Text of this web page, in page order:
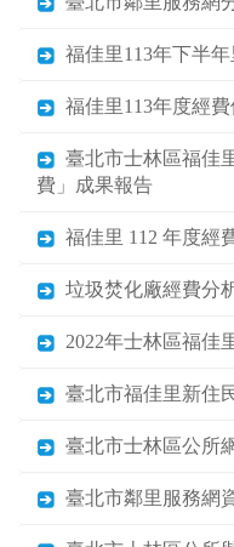
福佳里113年下半
福佳里113年度經
臺北市士林區福佳
費」成果報告
福佳里 112 年度經
垃圾焚化廠經費分
2022年士林區福佳
臺北市福佳里新住
臺北市士林區公所
臺北市鄰里服務網